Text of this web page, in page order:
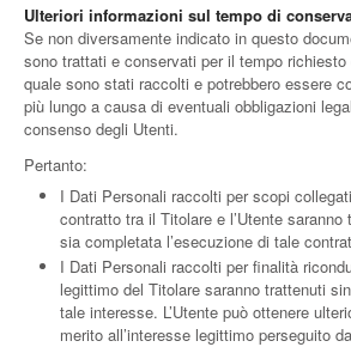
Ulteriori informazioni sul tempo di
Se non diversamente indicato in questo
sono trattati e conservati per il tempo
quale sono stati raccolti e potrebbero essere
più lungo a causa di eventuali obbligazioni
consenso degli Utenti.
Pertanto:
I Dati Personali raccolti per scopi
contratto tra il Titolare e l’Utente
sia completata l’esecuzione di tale
I Dati Personali raccolti per finalità
legittimo del Titolare saranno trattenuti
tale interesse. L’Utente può ottenere
merito all’interesse legittimo perseguito